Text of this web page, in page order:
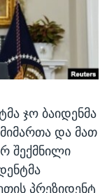
ჯო ბაიდენმა
და მათ
შექმნილი
პრეზიდენტ